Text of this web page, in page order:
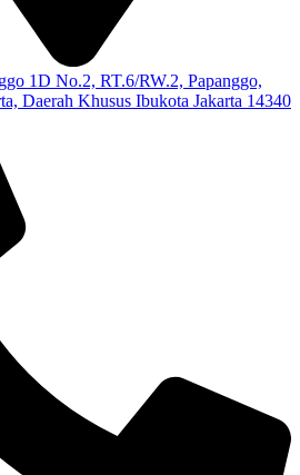
1D No.2, RT.6/RW.2, Papanggo,
Daerah Khusus Ibukota Jakarta 14340